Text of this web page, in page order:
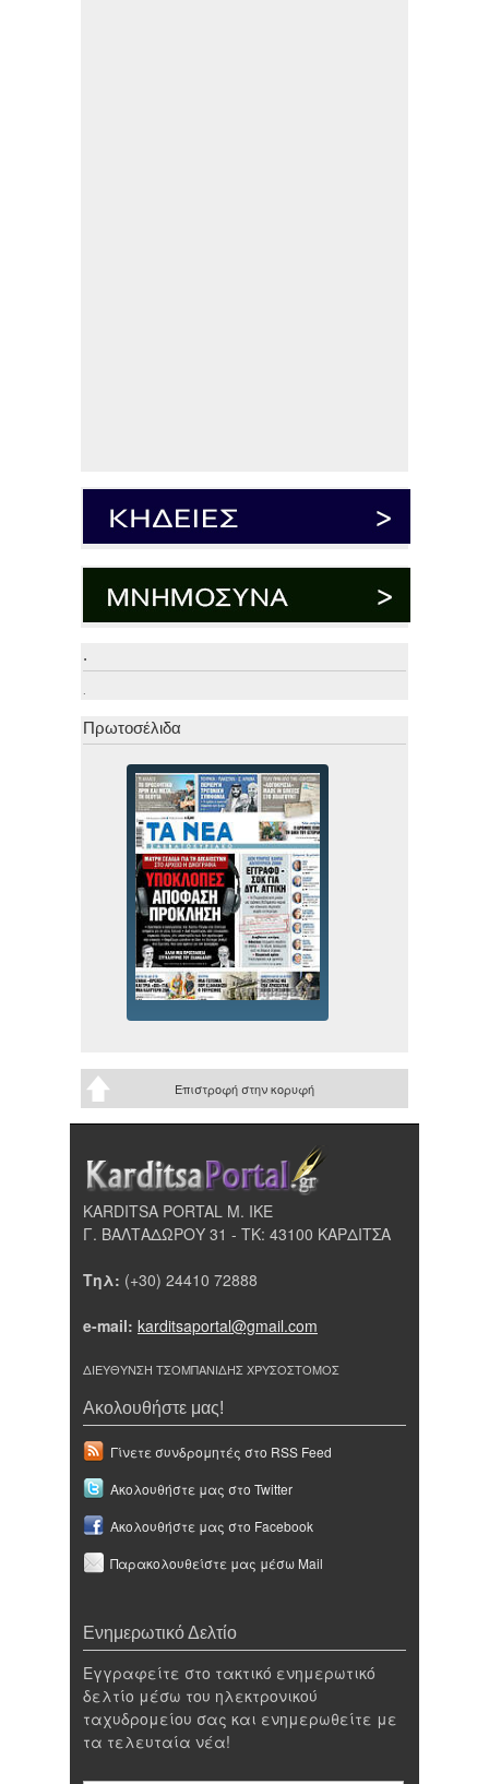
.
.
Πρωτοσέλιδα
Επιστροφή στην κορυφή
KARDITSA PORTAL Μ. ΙΚΕ
Γ. ΒΑΛΤΑΔΩΡΟΥ 31 - ΤΚ: 43100 ΚΑΡΔΙΤΣΑ
Τηλ: (+30) 24410 72888
e-mail: karditsaportal@gmail.com
ΔΙΕΥΘΥΝΣΗ ΤΣΟΜΠΑΝΙΔΗΣ ΧΡΥΣΟΣΤΟΜΟΣ
Ακολουθήστε μας!
Γίνετε συνδρομητές στο RSS Feed
Ακολουθήστε μας στο Twitter
Ακολουθήστε μας στο Facebook
Παρακολουθείστε μας μέσω Mail
Ενημερωτικό Δελτίο
Εγγραφείτε στο τακτικό ενημερωτικό
δελτίο μέσω του ηλεκτρονικού
ταχυδρομείου σας και ενημερωθείτε με
τα τελευταία νέα!